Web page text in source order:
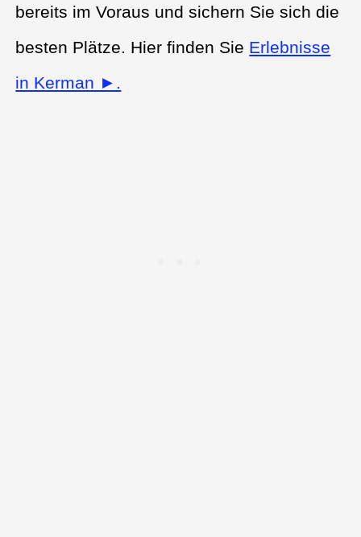
bereits im Voraus und sichern Sie sich die
besten Plätze. Hier finden Sie Erlebnisse
in Kerman ►.